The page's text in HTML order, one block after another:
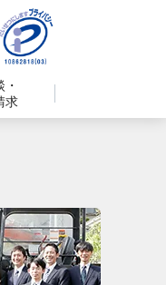
・
求